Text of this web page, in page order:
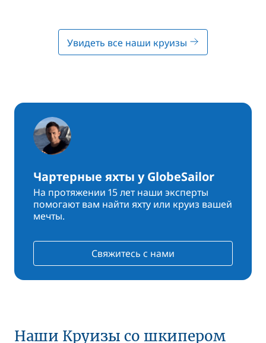
Увидеть все наши круизы
Чартерные яхты у GlobeSailor
На протяжении 15 лет наши эксперты
помогают вам найти яхту или круиз вашей
мечты.
Свяжитесь с нами
Наши Круизы со шкипером